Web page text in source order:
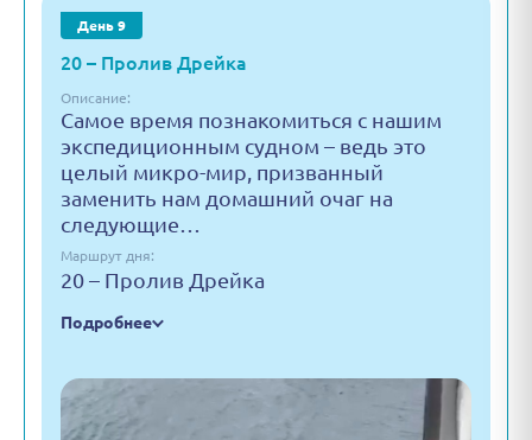
День 9
20 – Пролив Дрейка
Описание:
Самое время познакомиться с нашим
экспедиционным судном – ведь это
целый микро-мир, призванный
заменить нам домашний очаг на
следующие…
Маршрут дня:
20 – Пролив Дрейка
Подробнее